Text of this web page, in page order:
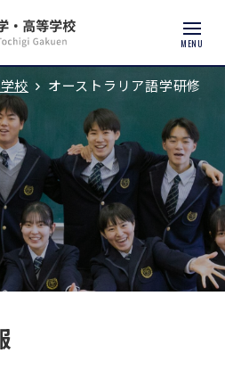
MENU
会・学校見学
校
オーストラリア語学研修